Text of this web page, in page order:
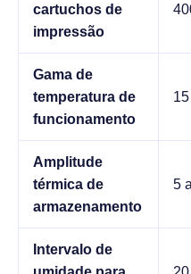
cartuchos de
impressão
Gama de
temperatura de
funcionamento
Amplitude
térmica de
armazenamento
5
Intervalo de